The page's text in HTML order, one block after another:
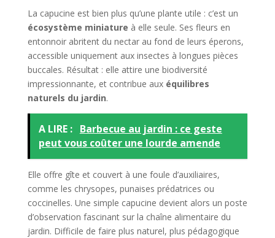
La capucine est bien plus qu’une plante utile : c’est un
écosystème miniature à elle seule. Ses fleurs en
entonnoir abritent du nectar au fond de leurs éperons,
accessible uniquement aux insectes à longues pièces
buccales. Résultat : elle attire une biodiversité
impressionnante, et contribue aux équilibres
naturels du jardin.
A LIRE : Barbecue au jardin : ce geste
peut vous coûter une lourde amende
Elle offre gîte et couvert à une foule d’auxiliaires,
comme les chrysopes, punaises prédatrices ou
coccinelles. Une simple capucine devient alors un poste
d’observation fascinant sur la chaîne alimentaire du
jardin. Difficile de faire plus naturel, plus pédagogique